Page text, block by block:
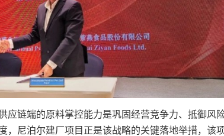
应链端的原料掌控能力是巩固经营竞争力、抵御风
，尼泊尔建厂项目正是该战略的关键落地举措，该